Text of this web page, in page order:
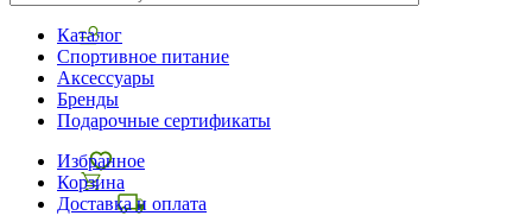
Каталог
Спортивное питание
Аксессуары
Бренды
Подарочные сертификаты
Избранное
Корзина
Доставка и оплата